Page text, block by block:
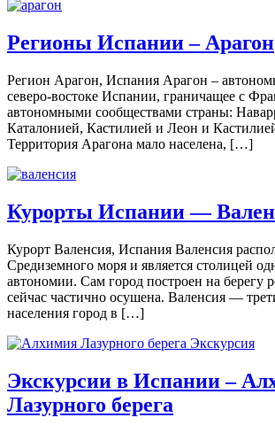
Регионы Испании – Арагон
Регион Арагон, Испания Арагон –
северо-востоке Испании, граничащее с
автономными сообществами страны:
Каталонией, Кастилией и Леон и
Территория Арагона мало населена, […]
Курорты Испании —
Курорт Валенсия, Испания Валенсия
Средиземного моря и является столицей
автономии. Сам город построен на берегу
сейчас частично осушена. Валенсия —
населения город в […]
Экскурсии в Испании –
Лазурного берега